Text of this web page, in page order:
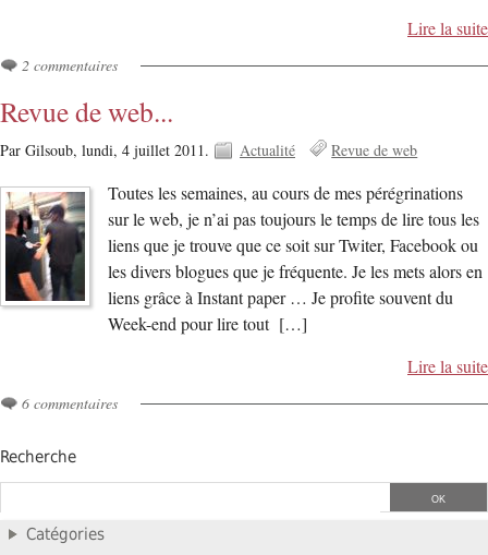
Lire la suite
2 commentaires
Revue de web...
Par Gilsoub, lundi, 4 juillet 2011. Actualité Revue de web
Toutes les semaines, au cours de mes pérégrinations
sur le web, je n’ai pas toujours le temps de lire tous les
liens que je trouve que ce soit sur Twiter, Facebook ou
les divers blogues que je fréquente. Je les mets alors en
liens grâce à Instant paper … Je profite souvent du
Week-end pour lire tout […]
Lire la suite
6 commentaires
Recherche
Catégories